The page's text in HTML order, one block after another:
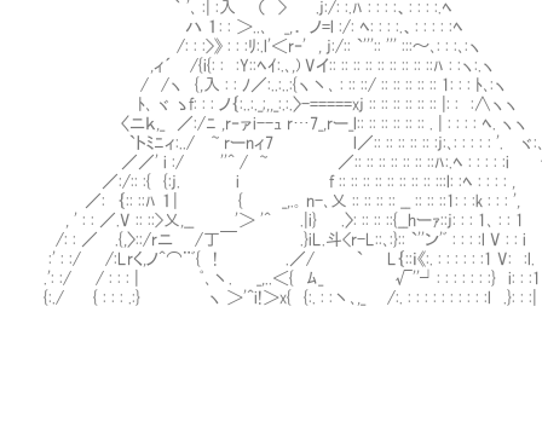
｀ '､ :| :入 （ > .j:/: :.ﾊ : : : :、: : : :.ﾍ 最近奴隷を
ハ １: : ＞..､ _,． ノ=l :/: ﾍ: : : :.、: : : : :ﾍ
/: : :>》 : : :ﾘ:.l'＜r‐' , j:/:: `''':: ''' :::～､: : :､:ヽ 最近コ
,ィ´ /{i{: : :Y::ﾍｲ:.､,) Vイ:: :: :: :: :: :: :: :: ::ﾊ : :ヽ:.ヽ
/ /ヽ {,入 : : ﾉ／:..:..:{ヽ丶､ : :: ::/ :: :: :: :: :: 1: : : ﾄ､:ヽ 城
ﾄ､ ヾ ゝf: : : ノ｛:..:._;,,_:.:.〉-=====xj :: :: :: :: :: :: |: : :∧ヽヽ
〈ニｋ,_ ／:/ﾆ ,r‐ァi--ｭ r…7_,rー_l:: :: :: :: :: :: . | : : : : ﾍ. ヽヽ
`トﾐﾆィ:../ ~ rーnィ7 l／:: :: :: :: :: :j:､: : : : : '. ヾ:
／／' i :/ ''^ / ~ ／:: :: :: :: :: :: ::ﾊ:.ﾍ : : : : :i
／:/:: :{ {:j. i f :: :: :: :: :: :: :: :: :::l: :ﾍ : : : : ,
／: ｛:: ::ﾊ １| { _,.｡ n-､乂 :: :: :: :: __ :: :: ::1: : :k : : :
, ' : : ／.V :: ::>乂,__ '＞ '^ .|i} .〉: :: :: ::{__hーｧ::j: : : 1､ : :
/: : ／ .{,〉::/rニ /丁￣ .}iL.斗<r-L::､:}:: `''ン'ﾞ : : : :l V :
:' : :/ /:Lrく,ノ^⌒¨ﾞ{ ! .／/ ` L｛::ｉ《:. : : : : : :1 V:
.': :/ / : : : | ﾟ､丶. _,..＜{ ﾑ_ √''┘: : : : : : :} i: :
{:./ { : : : .:} ヽ ＞'^i!＞x{ {:. : :丶､,_ /:. : : : : : : : : : :l .}: